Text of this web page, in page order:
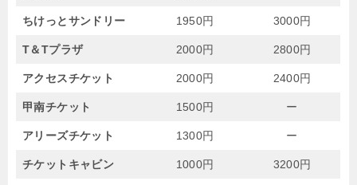
ちけっとサンドリー 1950円 3000円
T＆Tプラザ 2000円 2800円
アクセスチケット 2000円 2400円
甲南チケット 1500円 ー
アリーズチケット 1300円 ー
チケットキャビン 1000円 3200円